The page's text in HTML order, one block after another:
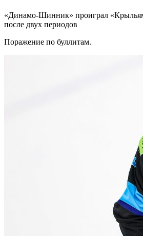
«Динамо-Шинник» проиграл
после двух периодов
Поражение по буллитам.